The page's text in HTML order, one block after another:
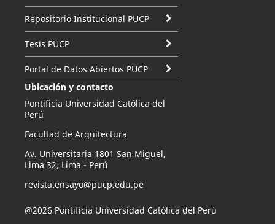
Repositorio Institucional PUCP
Tesis PUCP
Portal de Datos Abiertos PUCP
Ubicación y contacto
Pontificia Universidad Católica del
Perú
Facultad de Arquitectura
Av. Universitaria 1801 San Miguel,
Lima 32, Lima - Perú
revista.ensayo@pucp.edu.pe
@2026 Pontificia Universidad Católica del Perú